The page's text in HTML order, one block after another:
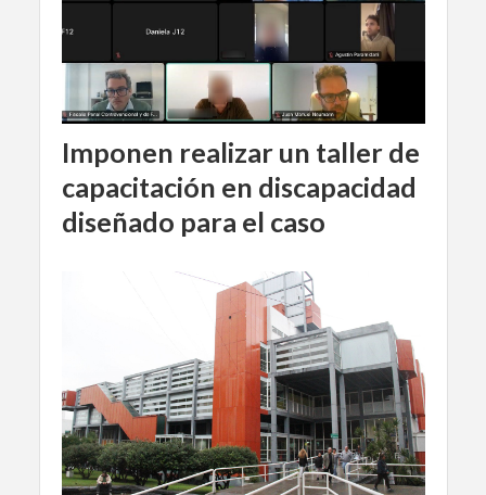
Imponen realizar un taller de
capacitación en discapacidad
diseñado para el caso